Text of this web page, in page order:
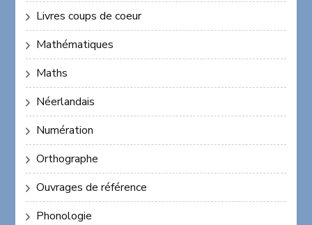
Livres coups de coeur
Mathématiques
Maths
Néerlandais
Numération
Orthographe
Ouvrages de référence
Phonologie